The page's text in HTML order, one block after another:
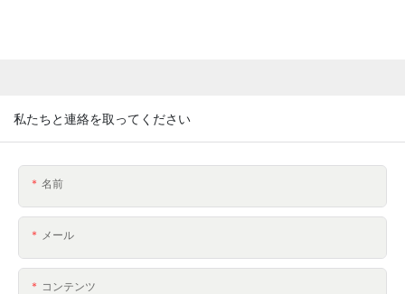
私たちと連絡を取ってください
名前
メール
コンテンツ